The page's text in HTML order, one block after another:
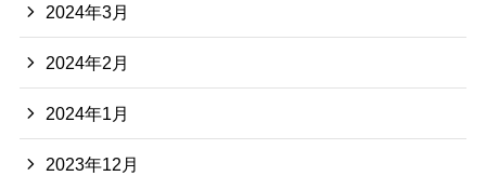
2024年3月
2024年2月
2024年1月
2023年12月